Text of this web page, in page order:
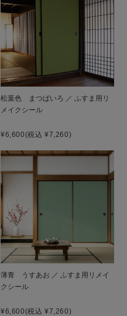
松葉色 まつばいろ ／ ふすま用リ
メイクシール
¥6,600(税込 ¥7,260)
薄青 うすあお ／ ふすま用リメイ
クシール
¥6,600(税込 ¥7,260)